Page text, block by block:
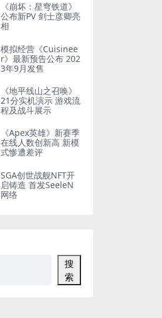
《崩坏：星穹铁道》
公布新PV 剑士彦卿亮
相
模拟经营《Cuisinee
r》最新预告公布 202
3年9月发售
《地平线山之召唤》
21分实机演示 游戏流
程及战斗展示
《Apex英雄》新赛季
在线人数创新高 新模
式惨遭差评
SGA创世战舰NFT开
启铸造 首发SeeleN
网络
搜
索